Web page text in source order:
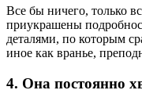
Все бы ничего, только
приукрашены
деталями, по которым
иное как вранье,
4. Она постоянно